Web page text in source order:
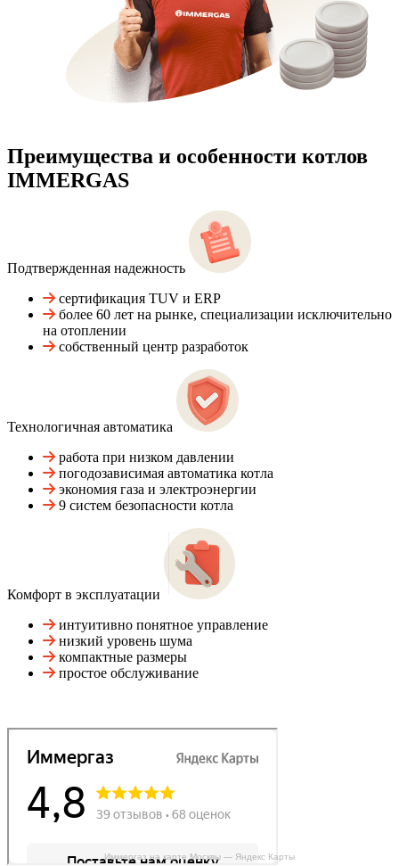
Преимущества и особенности котлов
IMMERGAS
Подтвержденная надежность
сертификация TUV и ERP
более 60 лет на рынке, специализации исключительно
на отоплении
собственный центр разработок
Технологичная автоматика
работа при низком давлении
погодозависимая автоматика котла
экономия газа и электроэнергии
9 систем безопасности котла
Комфорт в эксплуатации
интуитивно понятное управление
низкий уровень шума
компактные размеры
простое обслуживание
Иммергаз на карте Москвы — Яндекс Карты